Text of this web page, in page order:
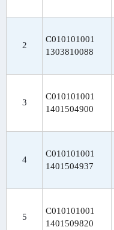
2
C010101001
1303810088
3
C010101001
1401504900
4
C010101001
1401504937
5
C010101001
1401509820